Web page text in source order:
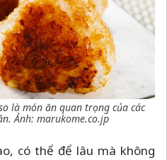
là món ăn quan trọng của các
Ảnh: marukome.co.jp
có thể để lâu mà không